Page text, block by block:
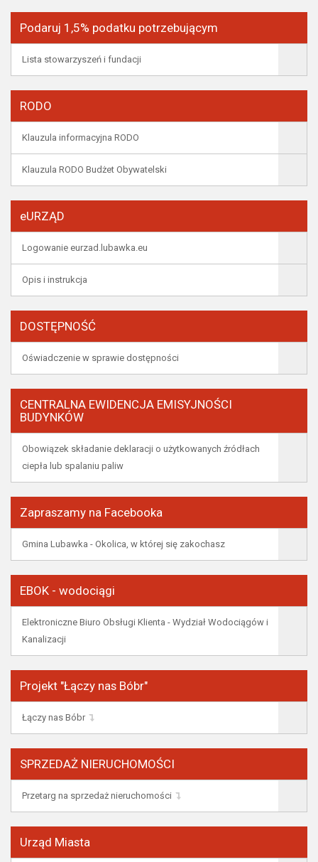
Podaruj 1,5% podatku potrzebującym
Lista stowarzyszeń i fundacji
RODO
Klauzula informacyjna RODO
Klauzula RODO Budżet Obywatelski
eURZĄD
Logowanie eurzad.lubawka.eu
Opis i instrukcja
DOSTĘPNOŚĆ
Oświadczenie w sprawie dostępności
CENTRALNA EWIDENCJA EMISYJNOŚCI
BUDYNKÓW
Obowiązek składanie deklaracji o użytkowanych źródłach
ciepła lub spalaniu paliw
Zapraszamy na Facebooka
Gmina Lubawka - Okolica, w której się zakochasz
EBOK - wodociągi
Elektroniczne Biuro Obsługi Klienta - Wydział Wodociągów i
Kanalizacji
Projekt "Łączy nas Bóbr"
Łączy nas Bóbr
SPRZEDAŻ NIERUCHOMOŚCI
Przetarg na sprzedaż nieruchomości
Urząd Miasta